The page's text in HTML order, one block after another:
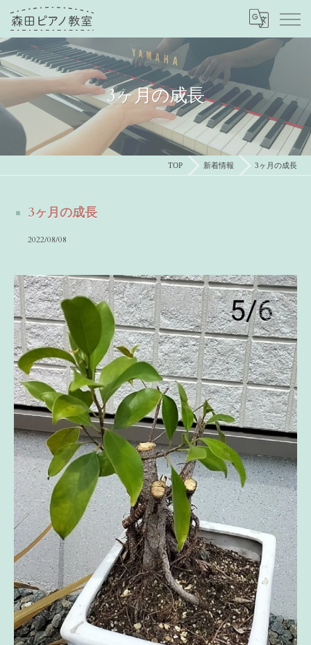
3ヶ月の成長
TOP 新着情報 3ヶ月の成長
3ヶ月の成長
2022/08/08